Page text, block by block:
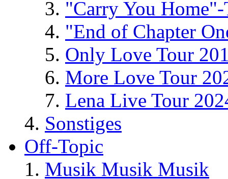
"Carry You
"End of Chapter
Only Love Tour
More Love Tour
Lena Live Tour
Sonstiges
Off-Topic
Musik Musik Musik